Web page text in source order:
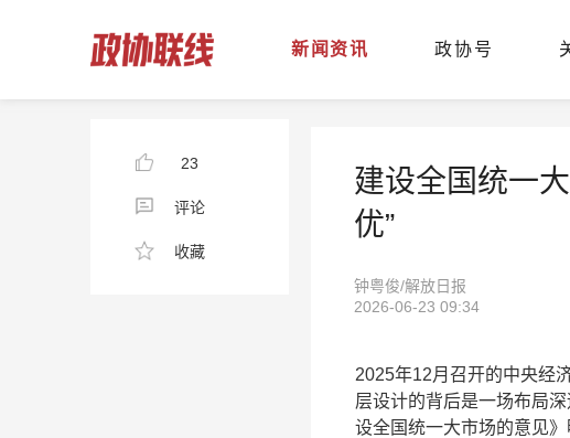
新闻资讯 政协号
23
评论
收藏
建设全国统一
优”
钟粤俊/解放日报
2026-06-23 09:34
2025年12月召开的中央经
层设计的背后是一场布局
设全国统一大市场的意见